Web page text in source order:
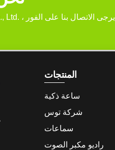
لمزيد من الأسئلة حول CALUS Co., Ltd. ، يرجى الاتصال بنا على الفور
المنتجات
ساعة ذكية
شركة توس
سماعات
راديو مكبر الصوت